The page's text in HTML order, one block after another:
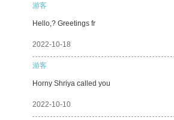
游客
Hello,? Greetings fr
2022-10-18
游客
Horny Shriya called you
2022-10-10